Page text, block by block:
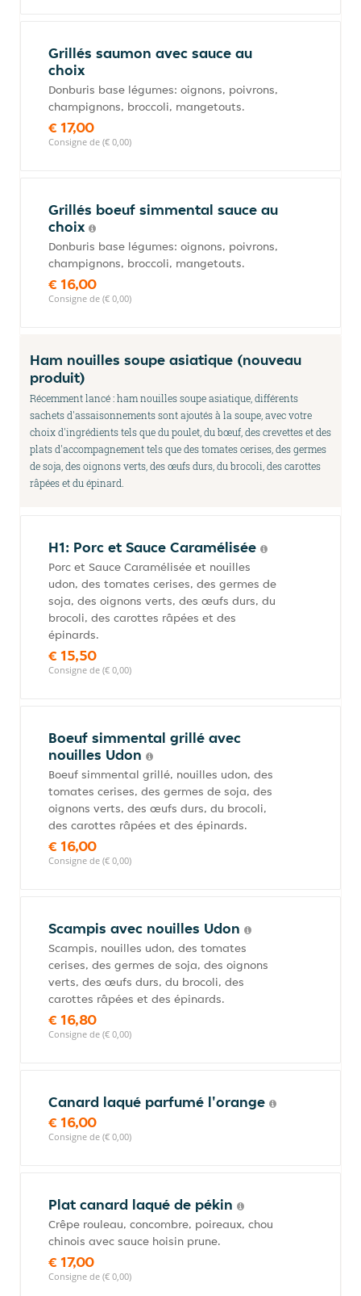
Grillés saumon avec sauce au
choix
Donburis base légumes: oignons, poivrons,
champignons, broccoli, mangetouts.
€ 17,00
Consigne de (€ 0,00)
Grillés boeuf simmental sauce au
choix
Donburis base légumes: oignons, poivrons,
champignons, broccoli, mangetouts.
€ 16,00
Consigne de (€ 0,00)
Ham nouilles soupe asiatique (nouveau
produit)
Récemment lancé : ham nouilles soupe asiatique, différents
sachets d'assaisonnements sont ajoutés à la soupe, avec votre
choix d'ingrédients tels que du poulet, du bœuf, des crevettes et des
plats d'accompagnement tels que des tomates cerises, des germes
de soja, des oignons verts, des œufs durs, du brocoli, des carottes
râpées et du épinard.
H1: Porc et Sauce Caramélisée
Porc et Sauce Caramélisée et nouilles
udon, des tomates cerises, des germes de
soja, des oignons verts, des œufs durs, du
brocoli, des carottes râpées et des
épinards.
€ 15,50
Consigne de (€ 0,00)
Boeuf simmental grillé avec
nouilles Udon
Boeuf simmental grillé, nouilles udon, des
tomates cerises, des germes de soja, des
oignons verts, des œufs durs, du brocoli,
des carottes râpées et des épinards.
€ 16,00
Consigne de (€ 0,00)
Scampis avec nouilles Udon
Scampis, nouilles udon, des tomates
cerises, des germes de soja, des oignons
verts, des œufs durs, du brocoli, des
carottes râpées et des épinards.
€ 16,80
Consigne de (€ 0,00)
Canard laqué parfumé l'orange
€ 16,00
Consigne de (€ 0,00)
Plat canard laqué de pékin
Crêpe rouleau, concombre, poireaux, chou
chinois avec sauce hoisin prune.
€ 17,00
Consigne de (€ 0,00)